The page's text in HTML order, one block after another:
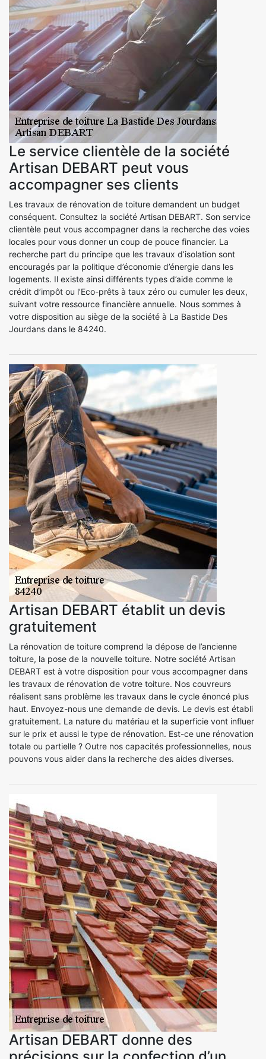
Le service clientèle de la société
Artisan DEBART peut vous
accompagner ses clients
Les travaux de rénovation de toiture demandent un budget
conséquent. Consultez la société Artisan DEBART. Son service
clientèle peut vous accompagner dans la recherche des voies
locales pour vous donner un coup de pouce financier. La
recherche part du principe que les travaux d’isolation sont
encouragés par la politique d’économie d’énergie dans les
logements. Il existe ainsi différents types d’aide comme le
crédit d’impôt ou l’Eco-prêts à taux zéro ou cumuler les deux,
suivant votre ressource financière annuelle. Nous sommes à
votre disposition au siège de la société à La Bastide Des
Jourdans dans le 84240.
Artisan DEBART établit un devis
gratuitement
La rénovation de toiture comprend la dépose de l’ancienne
toiture, la pose de la nouvelle toiture. Notre société Artisan
DEBART est à votre disposition pour vous accompagner dans
les travaux de rénovation de votre toiture. Nos couvreurs
réalisent sans problème les travaux dans le cycle énoncé plus
haut. Envoyez-nous une demande de devis. Le devis est établi
gratuitement. La nature du matériau et la superficie vont influer
sur le prix et aussi le type de rénovation. Est-ce une rénovation
totale ou partielle ? Outre nos capacités professionnelles, nous
pouvons vous aider dans la recherche des aides diverses.
Artisan DEBART donne des